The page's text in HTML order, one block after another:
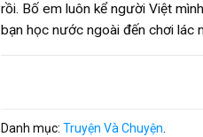
rồi. Bố em luôn kể người Việt
bạn học nước ngoài đến chơi lác
Danh mục: Truyện Và Chuyện.